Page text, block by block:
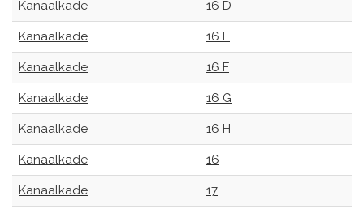
Kanaalkade 16 D
Kanaalkade 16 E
Kanaalkade 16 F
Kanaalkade 16 G
Kanaalkade 16 H
Kanaalkade 16
Kanaalkade 17